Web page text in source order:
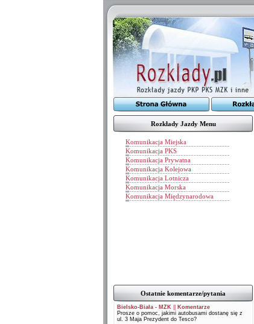
Rozkłady Jazdy Menu
Komunikacja Miejska
Komunikacja PKS
Komunikacja Prywatna
Komunikacja Kolejowa
Komunikacja Lotnicza
Komunikacja Morska
Komunikacja Międzynarodowa
Ostatnie komentarze/pytania
Bielsko-Biała - MZK||
Komentarze
Prosze o pomoc, jakimi autobusami dostanę się z
ul. 3 Maja Prezydent do Tesco?